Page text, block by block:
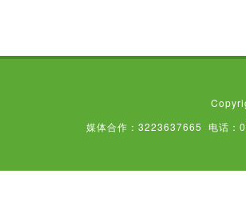
媒体合作：3223637665
电话：